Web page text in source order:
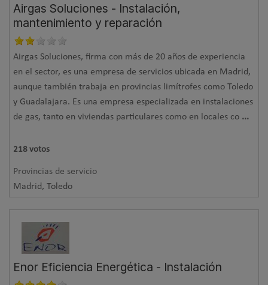
Airgas Soluciones - Instalación,
mantenimiento y reparación
Airgas Soluciones, firma con más de 20 años de experiencia
en el sector, es una empresa de servicios ubicada en Madrid,
aunque también trabaja en provincias limítrofes como Toledo
y Guadalajara. Es una empresa especializada en instalaciones
de gas, tanto en viviendas particulares como en locales co ...
218 votos
Provincias de servicio
Madrid, Toledo
Enor Eficiencia Energética - Instalación